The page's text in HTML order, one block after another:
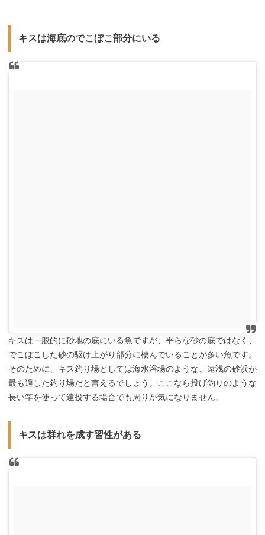
キスは海底のでこぼこ部分にいる
キスは一般的に砂地の底にいる魚ですが、平らな砂の底ではなく、
でこぼこした砂の駆け上がり部分に棲んでいることが多い魚です。
そのために、キス釣り場としては海水浴場のような、遠浅の砂浜が
最も適した釣り場だと言えるでしょう。ここなら投げ釣りのような
長い竿を使って遠投する場合でも周りが気になりません。
キスは群れを成す習性がある